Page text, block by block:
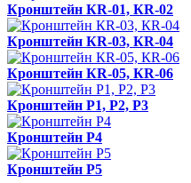
Кронштейн КR-01, КR-02
Кронштейн КR-03, КR-04
Кронштейн КR-05, КR-06
Кронштейн Р1, Р2, Р3
Кронштейн P4
Кронштейн P5